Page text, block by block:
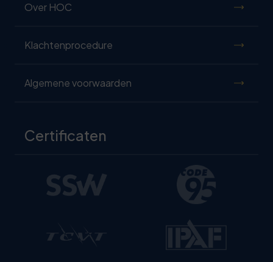
Over HOC
Klachtenprocedure
Algemene voorwaarden
Certificaten